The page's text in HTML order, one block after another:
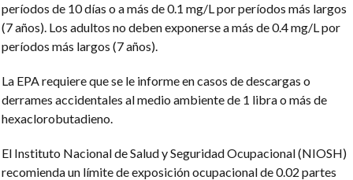
períodos de 10 días o a más de 0.1 mg/L por períodos más largos
(7 años). Los adultos no deben exponerse a más de 0.4 mg/L por
períodos más largos (7 años).
La EPA requiere que se le informe en casos de descargas o
derrames accidentales al medio ambiente de 1 libra o más de
hexaclorobutadieno.
El Instituto Nacional de Salud y Seguridad Ocupacional (NIOSH)
recomienda un límite de exposición ocupacional de 0.02 partes